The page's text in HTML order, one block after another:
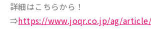
詳細はこちらから！
⇒https://www.joqr.co.jp/ag/